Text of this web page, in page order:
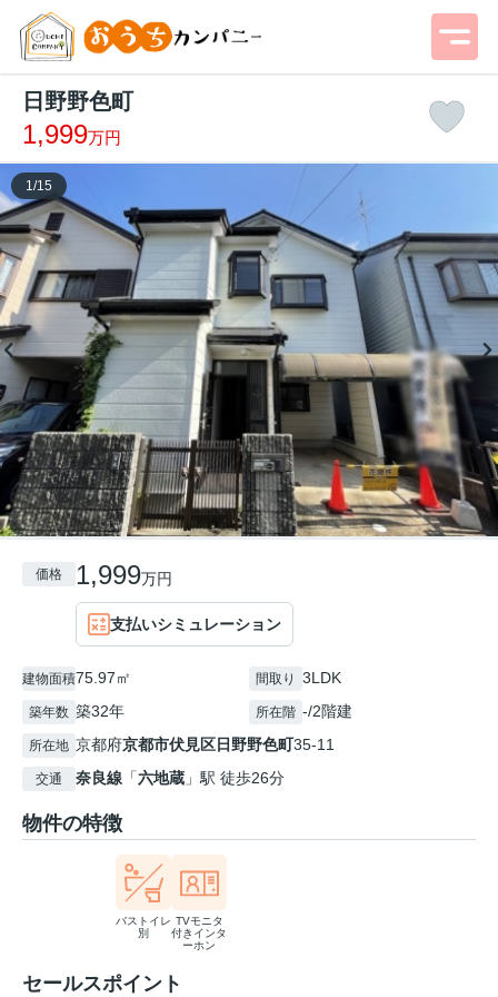
日野野色町
1,999万円
1 /15
価格 1,999万円
支払いシミュレーション
建物面積75.97㎡ 間取り 3LDK
築年数 築32年 所在階 -/2階建
所在地 京都府京都市伏見区日野野色町35-11
交通 奈良線 「六地蔵 」駅 徒歩26分
物件の特徴
バストイレ
別
TVモニタ
付きインタ
ーホン
セールスポイント